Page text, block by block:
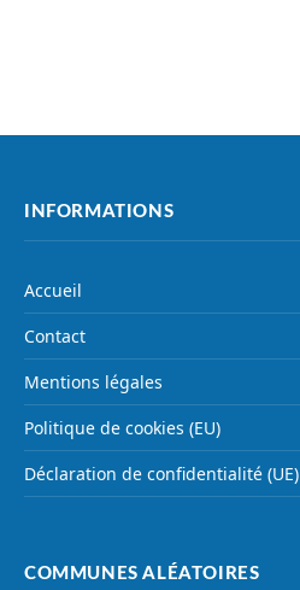
INFORMATIONS
Accueil
Contact
Mentions légales
Politique de cookies (EU)
Déclaration de confidentialité (UE)
COMMUNES ALÉATOIRES